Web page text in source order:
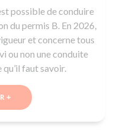
possible de conduire
du permis B. En 2026,
et concerne tous
ou non une conduite
faut savoir.
+